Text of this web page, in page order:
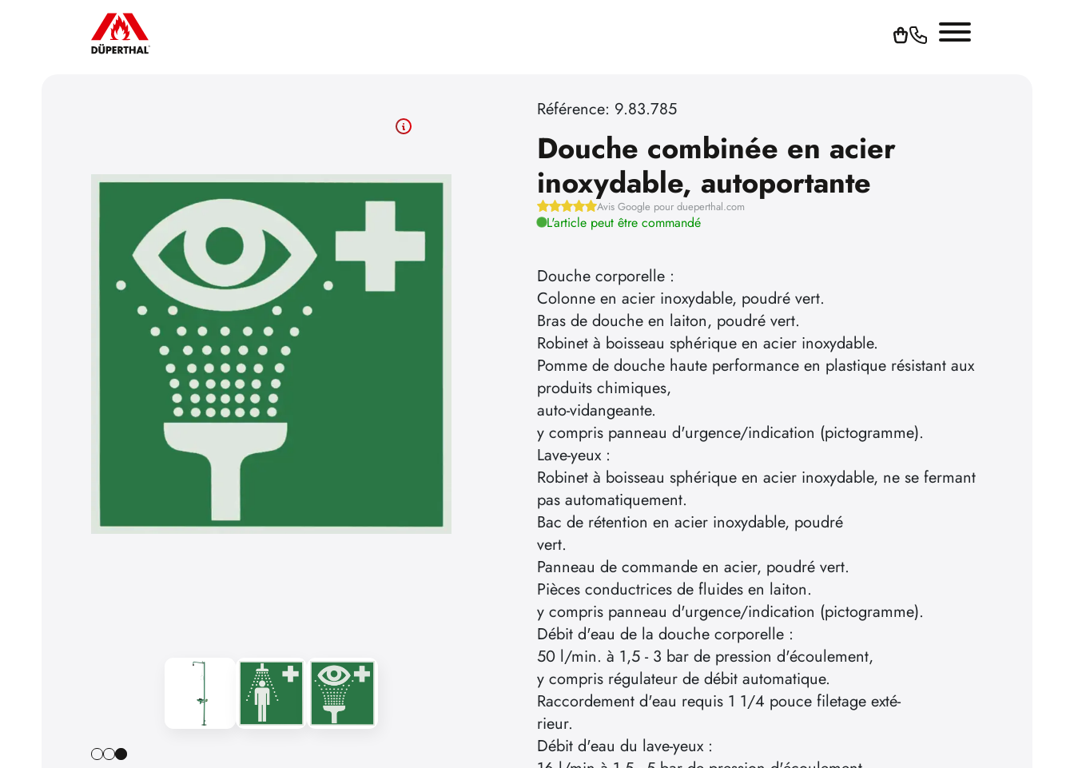
Référence: 9.83.785
Douche combinée en acier
inoxydable, autoportante
Avis Google pour dueperthal.com
L'article peut être commandé
Douche corporelle :
Colonne en acier inoxydable, poudré vert.
Bras de douche en laiton, poudré vert.
Robinet à boisseau sphérique en acier inoxydable.
Pomme de douche haute performance en plastique résistant aux
produits chimiques,
auto-vidangeante.
y compris panneau d'urgence/indication (pictogramme).
Lave-yeux :
Robinet à boisseau sphérique en acier inoxydable, ne se fermant
pas automatiquement.
Bac de rétention en acier inoxydable, poudré
vert.
Panneau de commande en acier, poudré vert.
Pièces conductrices de fluides en laiton.
y compris panneau d'urgence/indication (pictogramme).
Débit d'eau de la douche corporelle :
50 l/min. à 1,5 - 3 bar de pression d'écoulement,
y compris régulateur de débit automatique.
Raccordement d'eau requis 1 1/4 pouce filetage exté-
rieur.
Débit d'eau du lave-yeux :